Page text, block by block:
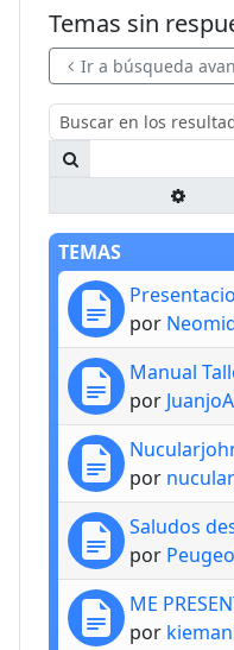
Temas sin
Ir a búsqueda
TEMAS
por
Manual
por
por
Saludos
por
ME
por